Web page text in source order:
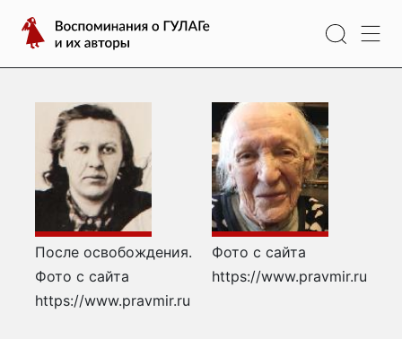
содержимому
Воспоминания
о
ГУЛАГе
авторы
После освобождения.
Фото с сайта
https://www.pravmir.ru
Фото с сайта
https://www.pravmir.ru